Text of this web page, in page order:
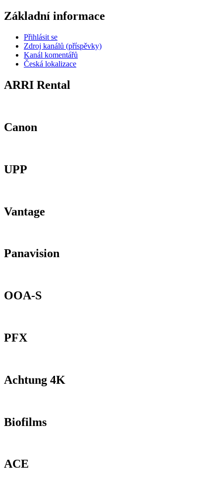
Základní informace
Přihlásit se
Zdroj kanálů (příspěvky)
Kanál komentářů
Česká lokalizace
ARRI Rental
Canon
UPP
Vantage
Panavision
OOA-S
PFX
Achtung 4K
Biofilms
ACE